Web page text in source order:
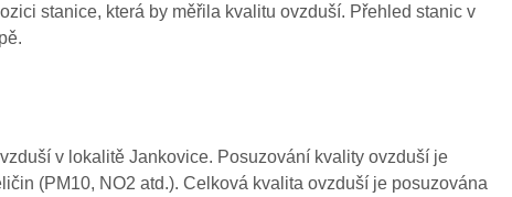
stanice, která by měřila kvalitu ovzduší. Přehled stanic v
v lokalitě Jankovice. Posuzování kvality ovzduší je
(PM10, NO2 atd.). Celková kvalita ovzduší je posuzována
3